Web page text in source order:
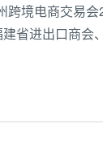
境电商交易
省进出口商会
福州...